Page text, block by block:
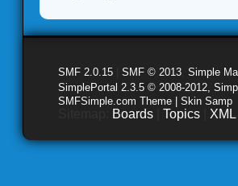
SMF 2.0.15 SMF © 2013 Simple
SimplePortal 2.3.5 © 2008-2012,
SMFSimple.com Theme | Skin Samp
Boards Topics XML